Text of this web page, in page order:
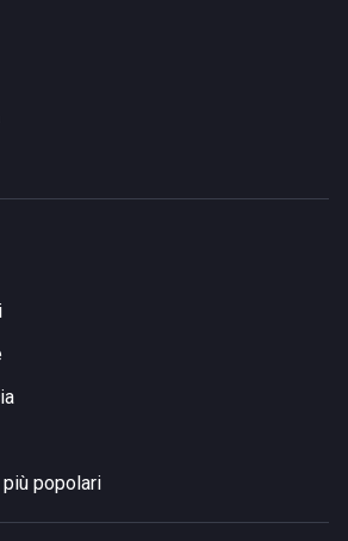
popolari